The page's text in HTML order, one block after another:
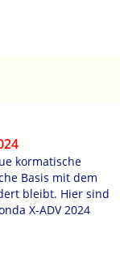
kormatische
Basis mit dem
bleibt. Hier sind
X-ADV 2024